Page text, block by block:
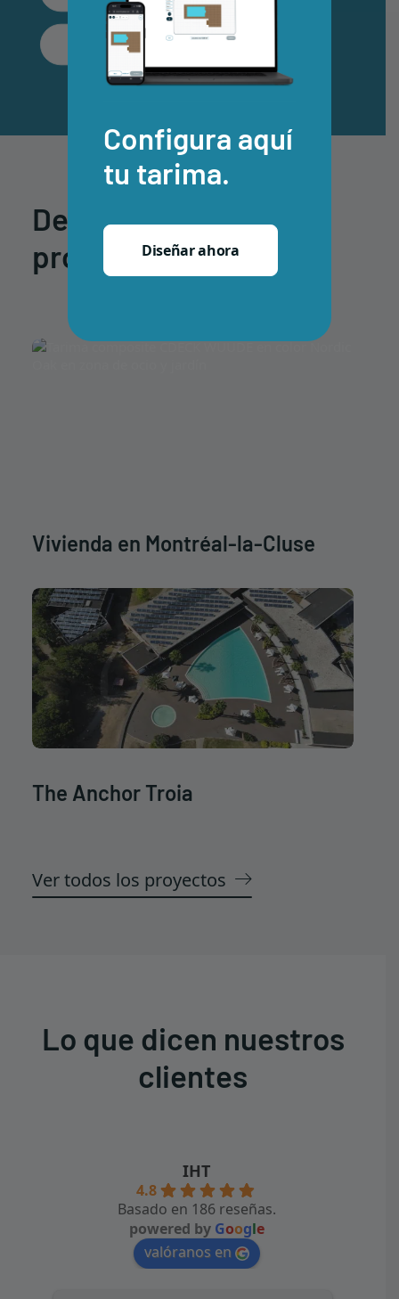
Cómo instalar tarima composite
Descubre otros
proyectos
Vivienda en Montréal-la-Cluse
The Anchor Troia
Ver todos los proyectos
Lo que dicen nuestros
clientes
IHT
4.8
Basado en 186 reseñas.
powered by Google
valóranos en
Configura aquí
tu tarima.
Diseñar ahora